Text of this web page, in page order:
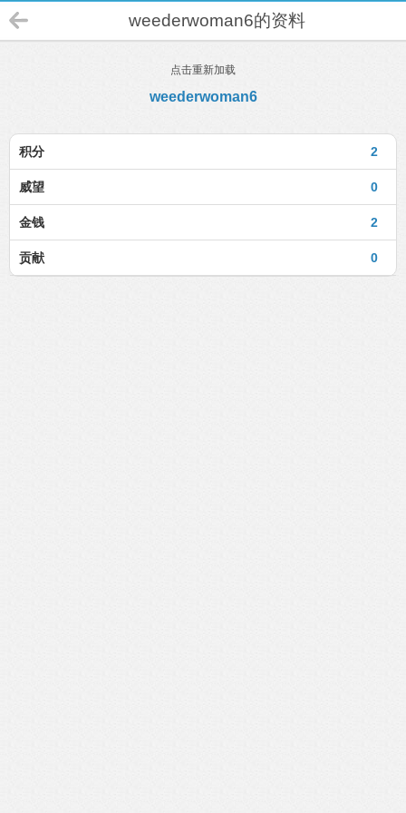
weederwoman6的资料
点击重新加载
weederwoman6
2
积分
0
威望
2
金钱
0
贡献